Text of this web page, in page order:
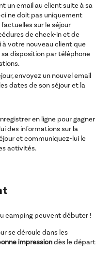
un email au client suite à sa
ne doit pas uniquement
sur le séjour
de check-in et de
à votre nouveau client que
sa disposition par téléphone
envoyez un nouvel email
dates de son séjour et la
en ligne pour gagner
des informations sur la
et communiquez-lui le
activités.
camping peuvent débuter !
se déroule dans les
impressiondès le départ